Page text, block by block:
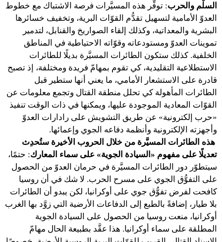
السلْم والحرب: توفِّر هذه المسيَّرات فرصة الاشتباك مع خطوط
العدوّ الأمامية لتسهيل تقدُّم القوّات البرية، وتخفيف خسائرها
البشرية والمعداتية، وكذلك إلقاء الصواريخ والقنابل، لتدمير
تموينات العدوّ ومستودعاته وقوّاته الاحتياطية في المناطق
الخلفية. كذلك ستكون الطائرات المسيَّرة بديلًا للطائرات
الاستطلاعية التقليدية، كي تقوم بمهامّ فريدة ومختلفة، إذ تصبح
قادرة على الاستشعار الأمامي، ما يعني أنها ستطير قبل
الطائرات المأهولة كي تحلل منطقة القتال وتجمع معلومات عن
القوّات المعادية الموجودة عليها، ويمكنها في ذات الوقت تنفيذ
«حرب إلكترونية» عن طريق التشويش على رادارات العدوّ
وأجهزته الإلكترونية وأنظمة دفاعه الجوي وإعمائها.
هذه الطائرات المسيَّرة من خلال الحروب الأخيرة ستُحدِث
تعديلًا على مفهوم «السيادة الجوية» على سماء المعارك: حتمًا،
سيتطوّر دور الطائرات المسيَّرة في حرمان العدوّ من الحصول
على التفوُّق الجوي على مسرح الحرب. لا شك في أن روسيا
كافحت لفرض تفوُّق جوي على أوكرانيا، لكن يبدو أن الطائرات
بلا طيار، إضافةً بالطبع إلى الدفاعات الأرضية التي زوَّد بها الغرب
أوكرانيا، منعت روسيا من الحصول على السيادة الجوية
المطلقة على سماء أوكرانيا. هذا عقَّد بطبيعة الحال مهامّ